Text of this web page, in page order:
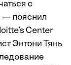
с
— пояснил
Center
Энтони Тянь